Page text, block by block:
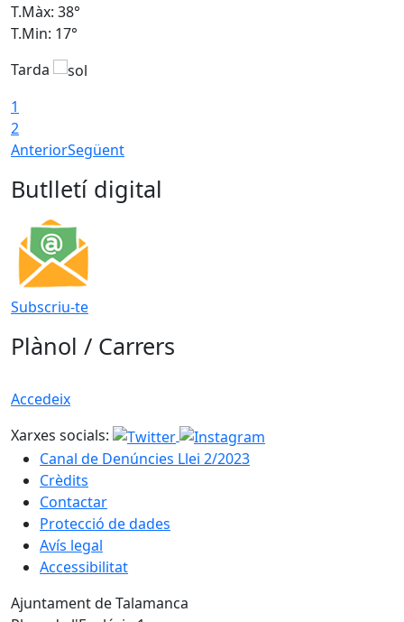
T.Màx: 38°
T.Min: 17°
Tarda
1
2
AnteriorSegüent
Butlletí digital
Subscriu-te
Plànol / Carrers
Accedeix
Xarxes socials:
Canal de Denúncies Llei 2/2023
Crèdits
Contactar
Protecció de dades
Avís legal
Accessibilitat
Ajuntament de Talamanca